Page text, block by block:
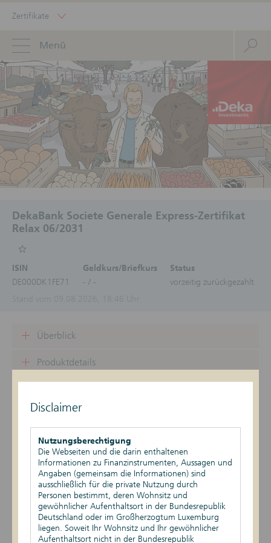
Disclaimer
Nutzungsberechtigung
Die Webseiten und die darin enthaltenen
Informationen zu Finanzinstrumenten, Aussagen und
Angaben (gemeinsam die Informationen) sind
ausschließlich für die private Nutzung durch
Personen bestimmt, deren Wohnsitz und
gewöhnlicher Aufenthaltsort in der Bundesrepublik
Deutschland oder im Großherzogtum Luxemburg
liegen. Soweit Ihr Wohnsitz und Ihr gewöhnlicher
Aufenthaltsort nicht in der Bundesrepublik
Zertifikate
Menü
DekaBank Societe Generale Express-Zertifikat
Relax 06/2031
ISIN
DE000DK1FE71
Geldkurs/Briefkurs
- / -
Status
vorzeitig zurückgezahlt
Überblick
Produktdetails
Szenario-Rechner
Publikationen
Datum Ereignis Daten
25.06.2026
Vorzeitige
Rückzahlung
Rückzahlungsgrund:
Vorzeitige Fälligkeit
Rückzahlungsbetrag
(Geld): 1.000,00